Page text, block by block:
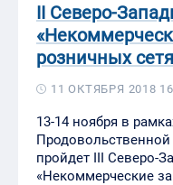
II Северо-
розничных
11 ОКТЯБРЯ 2018
13-14 ноября в
пройдет III Северо-
«Некоммерческие